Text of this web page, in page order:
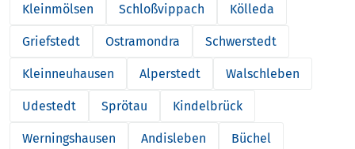
Kleinmölsen Schloßvippach Kölleda
Griefstedt Ostramondra Schwerstedt
Kleinneuhausen Alperstedt Walschleben
Udestedt Sprötau Kindelbrück
Werningshausen Andisleben Büchel